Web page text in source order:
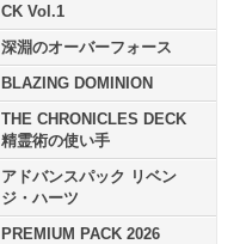
CK Vol.1
深淵のオーバーフォース
BLAZING DOMINION
THE CHRONICLES DECK
精霊術の使い手
アドバンスパック リベン
ジ・ハーツ
PREMIUM PACK 2026